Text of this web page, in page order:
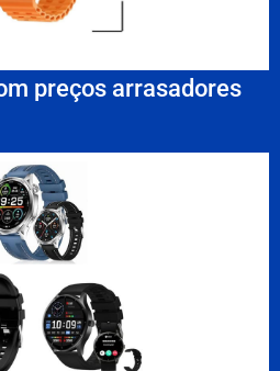
preços arrasadores